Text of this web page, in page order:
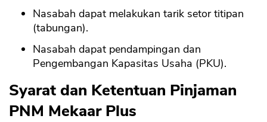
Nasabah dapat melakukan tarik setor titipan
(tabungan).
Nasabah dapat pendampingan dan
Pengembangan Kapasitas Usaha (PKU).
Syarat dan Ketentuan Pinjaman
PNM Mekaar Plus